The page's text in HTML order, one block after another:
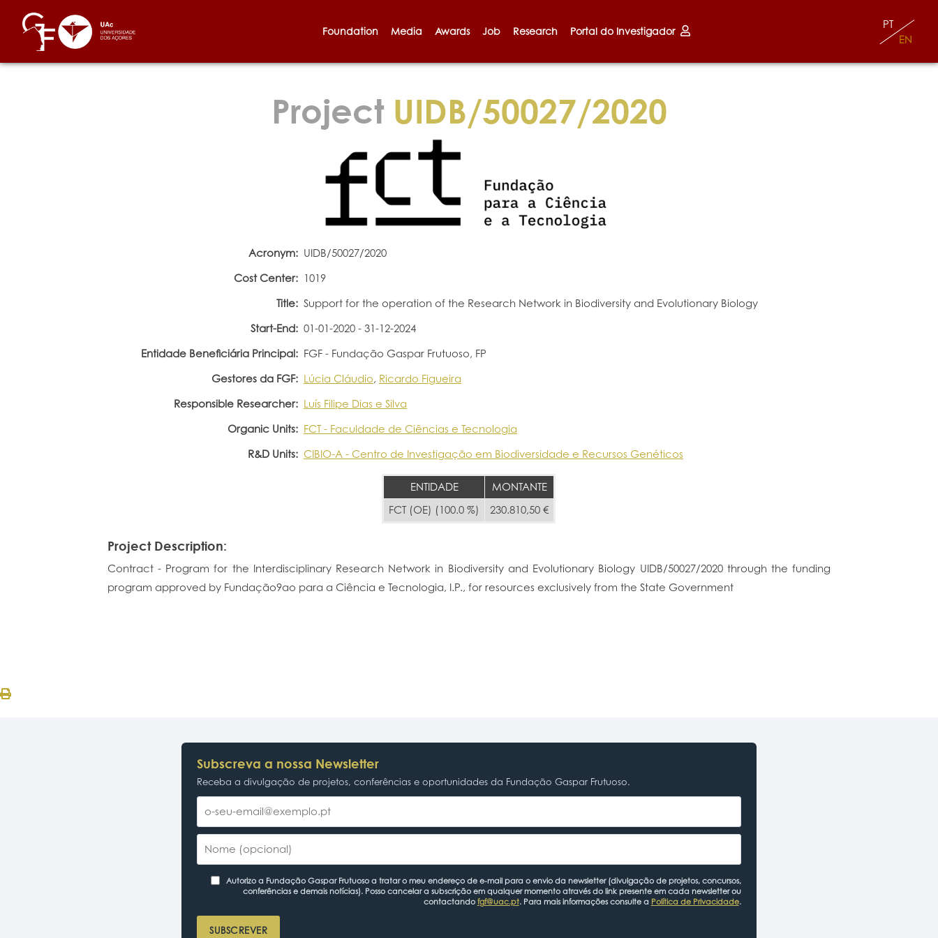
Foundation Media Awards Job Research Portal do Investigador
EN
PT
ProjectUIDB/50027/2020
Acronym: UIDB/50027/2020
Cost Center: 1019
Title: Support for the operation of the Research Network in Biodiversity and Evolutionary Biology
Start-End: 01-01-2020 - 31-12-2024
Entidade Beneficiária Principal: FGF - Fundação Gaspar Frutuoso, FP
Gestores da FGF: Lúcia Cláudio, Ricardo Figueira
Responsible Researcher: Luís Filipe Dias e Silva
Organic Units: FCT - Faculdade de Ciências e Tecnologia
R&D Units: CIBIO-A - Centro de Investigação em Biodiversidade e Recursos Genéticos
ENTIDADE
MONTANTE
FCT (OE) (100.0 %)
230.810,50 €
Project Description:
Contract - Program for the Interdisciplinary Research Network in Biodiversity and Evolutionary Biology UIDB/50027/2020 through the funding
program approved by Fundação9ao para a Ciência e Tecnologia, I.P., for resources exclusively from the State Government
Subscreva a nossa Newsletter
Receba a divulgação de projetos, conferências e oportunidades da Fundação Gaspar Frutuoso.
Autorizo a Fundação Gaspar Frutuoso a tratar o meu endereço de e-mail para o envio da newsletter (divulgação de projetos, concursos,
conferências e demais notícias). Posso cancelar a subscrição em qualquer momento através do link presente em cada newsletter ou
contactando fgf@uac.pt. Para mais informações consulte a Política de Privacidade.
SUBSCREVER